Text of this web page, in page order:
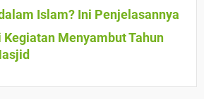
Islam? Ini Penjelasannya
Kegiatan Menyambut Tahun